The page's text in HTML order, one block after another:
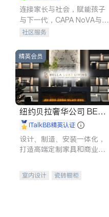
连接家长与社会，赋能孩子
与下一代，CAPA NoVA与您
携手建设包容、公平、充满
社区服务
精英会员
纽约贝拉奢华公司 BELL
A LUXE
iTalkBB精英认证
设计、制造、安装一体化，
打造高端定制家具和商业空
室内设计
瓷砖橱柜